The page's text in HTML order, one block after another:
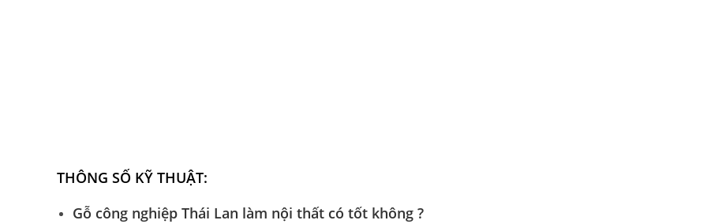
THÔNG SỐ KỸ THUẬT:
Gỗ công nghiệp Thái Lan làm nội thất có tốt không ?